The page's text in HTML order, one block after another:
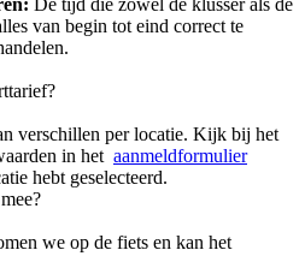
van begin tot eind correct te
verschillen per locatie. Kijk bij het
in het aanmeldformulier
hebt geselecteerd.
we op de fiets en kan het